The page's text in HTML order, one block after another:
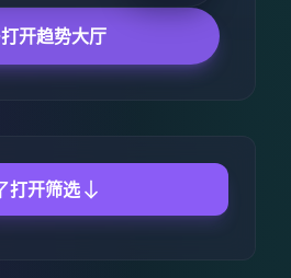
打开趋势大厅
打开筛选